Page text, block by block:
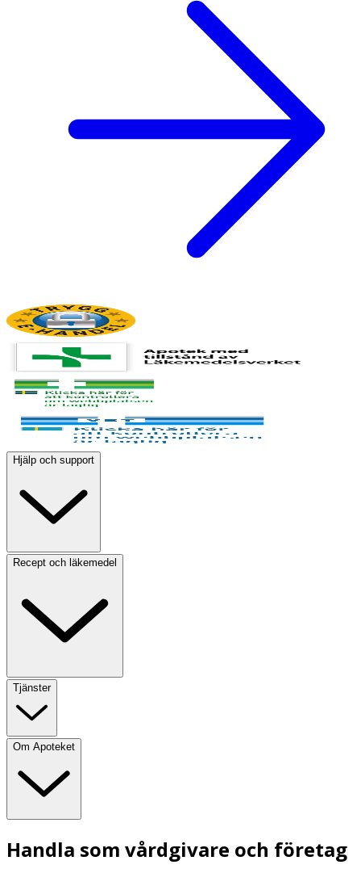
Hjälp och support
Recept och läkemedel
Tjänster
Om Apoteket
Handla som vårdgivare och företag